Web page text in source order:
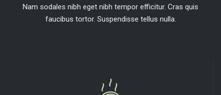
Nam sodales nibh eget nibh tempor efficitur. Cras quis
faucibus tortor. Suspendisse tellus nulla.